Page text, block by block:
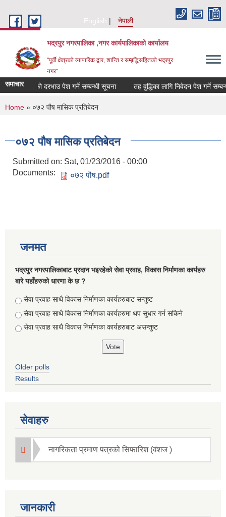
English
नेपाली
भद्रपुर नगरपालिका ,नगर कार्यपालिकाको कार्यालय
"पूर्वी क्षेत्रको व्यापारिक द्वार, शान्ति र सम्बृद्धिसहितको भद्रपुर
नगर"
समाचार दरभाउ पेश गर्ने सम्बन्धी सूचना तह वुद्धिका लागि निवेदन पेश गर्ने सम्बन्धी
You are here
Home » ०७२ पौष मासिक प्रतिबेदन
०७२ पौष मासिक प्रतिबेदन
Submitted on: Sat, 01/23/2016 - 00:00
Documents:
०७२ पौष.pdf
जनमत
भद्रपुर नगरपालिकाबाट प्रदान भइरहेको सेवा प्रवाह, विकास निर्माणका कार्यहरु
बारे यहाँहरुको धारणा के छ ?
Choices
सेवा प्रवाह साथै विकास निर्माणका कार्यहरुबाट सन्तुष्ट
सेवा प्रवाह साथै विकास निर्माणका कार्यहरुमा थप सुधार गर्न सकिने
सेवा प्रवाह साथै विकास निर्माणका कार्यहरुबाट असन्तुष्ट
Older polls
Results
सेवाहरु
नागरिकता प्रमाण पत्रको सिफारिश (वंशज )
जानकारी